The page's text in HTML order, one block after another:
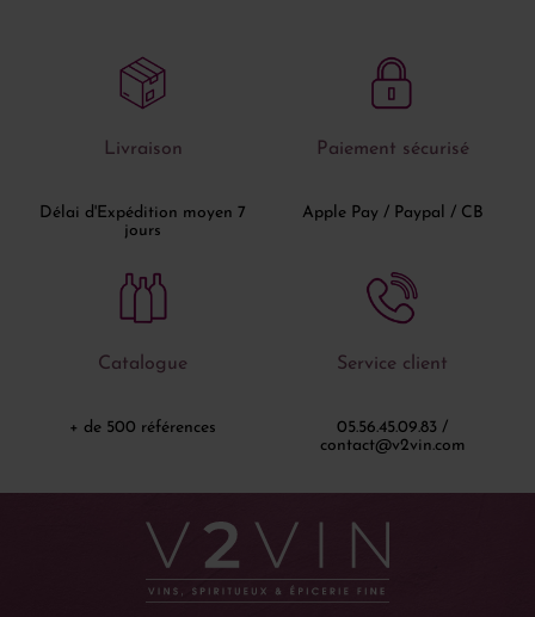
Livraison
Délai d'Expédition moyen 7
jours
Paiement sécurisé
Apple Pay / Paypal / CB
Catalogue
+ de 500 références
Service client
05.56.45.09.83 /
contact@v2vin.com